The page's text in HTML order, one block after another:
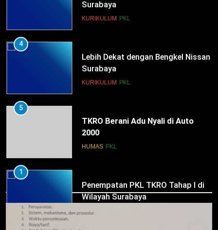
Surabaya
KURIKULUM PKL
5
TKRO Berani Adu Nyali di Auto
2000
HUMAS PKL
1
Penempatan PKL TKRO Tahap I di
Wilayah Surabaya
NEWS PKL
2
Membangun Komunikasi dengan
Orangtua untuk Sukseskan PKL
Kompetensi Keahlian TKRO
NEWS
HUMAS